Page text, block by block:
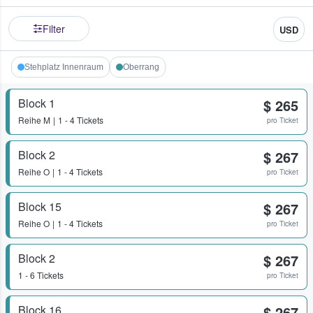
Filter USD
Stehplatz Innenraum Oberrang
Block 1
Reihe M 1 - 4 Tickets
$ 265
pro Ticket
Block 2
Reihe O 1 - 4 Tickets
$ 267
pro Ticket
Block 15
Reihe O 1 - 4 Tickets
$ 267
pro Ticket
Block 2
1 - 6 Tickets
$ 267
pro Ticket